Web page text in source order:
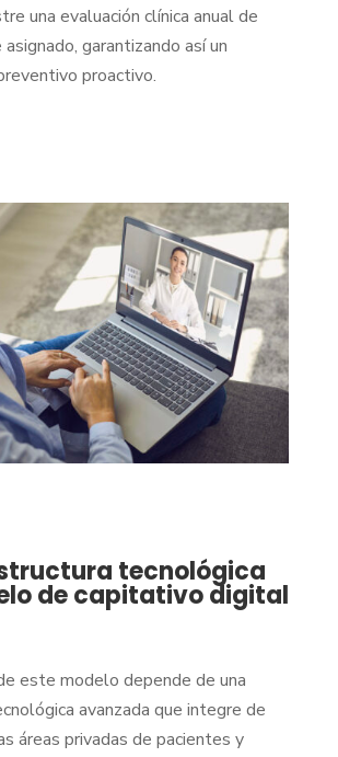
una evaluación clínica anual de
garantizando así un
proactivo.
tecnológica
de capitativo digital
este modelo depende de una
avanzada que integre de
áreas privadas de pacientes y